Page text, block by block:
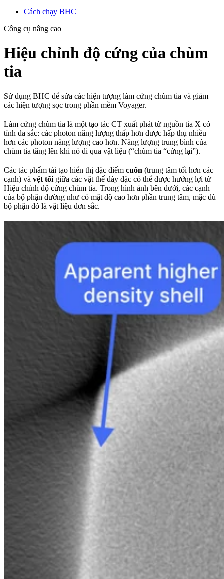
Cách chạy BHC
Công cụ nâng cao
Hiệu chỉnh độ cứng của chùm
tia
Sử dụng BHC để sửa các hiện tượng làm cứng chùm tia và giảm
các hiện tượng sọc trong phần mềm Voyager.
Làm cứng chùm tia là một tạo tác CT xuất phát từ nguồn tia X có
tính đa sắc: các photon năng lượng thấp hơn được hấp thụ nhiều
hơn các photon năng lượng cao hơn. Năng lượng trung bình của
chùm tia tăng lên khi nó đi qua vật liệu (“chùm tia “cứng lại”).
Các tác phẩm tái tạo hiển thị đặc điểm cuốn (trung tâm tối hơn các
cạnh) và vệt tối giữa các vật thể dày đặc có thể được hưởng lợi từ
Hiệu chỉnh độ cứng chùm tia. Trong hình ảnh bên dưới, các cạnh
của bộ phận dường như có mật độ cao hơn phần trung tâm, mặc dù
bộ phận đó là vật liệu đơn sắc.